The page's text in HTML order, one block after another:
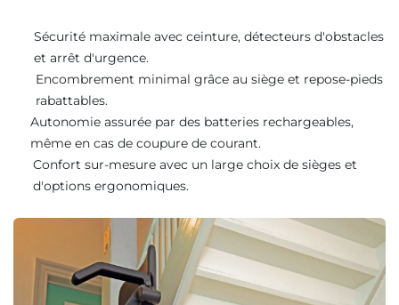
Sécurité maximale avec ceinture, détecteurs d'obstacles
et arrêt d'urgence.
Encombrement minimal grâce au siège et repose-pieds
rabattables.
Autonomie assurée par des batteries rechargeables,
même en cas de coupure de courant.
Confort sur-mesure avec un large choix de sièges et
d'options ergonomiques.